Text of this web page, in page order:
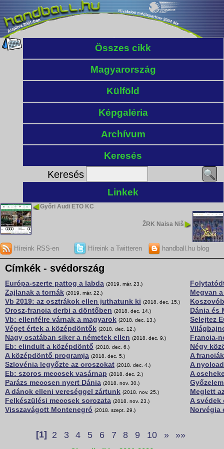
Összes cikk
Magyarország
Külföld
Képgaléria
Archívum
Keresés
Keresés
Linkek
Győri Audi ETO KC
ŽRK Naisa Niš
Híreink RSS-en Híreink a Twitteren handball.hu blog
Címkék - svédország
Európa-szerte pattog a labda (2019. már. 23.)
Zajlanak a tornák (2019. már. 22.)
Vb 2019: az osztrákok ellen juthatunk ki (2018. dec. 15.)
Orosz-francia derbi a döntőben (2018. dec. 14.)
Vb: ellenfélre várnak a magyarok (2018. dec. 13.)
Véget értek a középdöntők (2018. dec. 12.)
Nagy csatában siker a németek ellen (2018. dec. 9.)
Eb: elindult a középdöntő (2018. dec. 6.)
A középdöntő programja (2018. dec. 5.)
Szlovénia legyőzte az oroszokat (2018. dec. 4.)
Eb: szoros meccsek vasárnap (2018. dec. 2.)
Parázs meccsen nyert Dánia (2018. nov. 30.)
A dánok elleni vereséggel zártunk (2018. nov. 25.)
Felkészülési meccsek sorozata (2018. nov. 23.)
Visszavágott Montenegró (2018. szept. 29.)
Megvan
Dánia és
Selejtez
Francia-
Négy
A
A
A
Meglett
A
Norvégia
[1] 2 3 4 5 6 7 8 9 10 » »»